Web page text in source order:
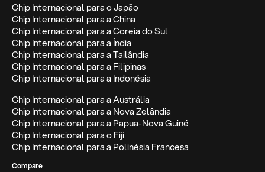
Chip Internacional para o Japão
Chip Internacional para a China
Chip Internacional para a Coreia do Sul
Chip Internacional para a Índia
Chip Internacional para a Tailândia
Chip Internacional para a Filipinas
Chip Internacional para a Indonésia
Chip Internacional para a Austrália
Chip Internacional para a Nova Zelândia
Chip Internacional para a Papua-Nova Guiné
Chip Internacional para o Fiji
Chip Internacional para a Polinésia Francesa
Compare